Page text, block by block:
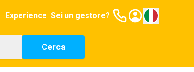
Experience Sei un gestore?
Cerca